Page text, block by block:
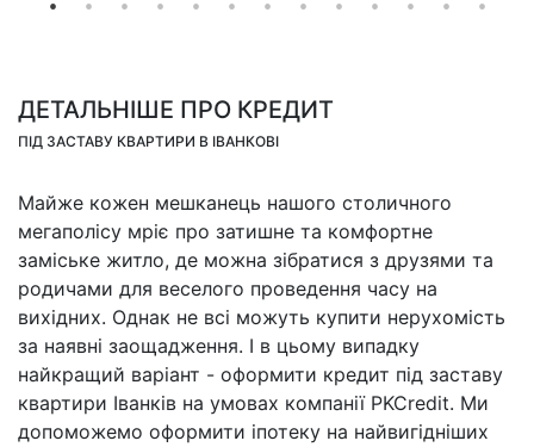
ДЕТАЛЬНІШЕ ПРО КРЕДИТ
ПІД ЗАСТАВУ КВАРТИРИ В ІВАНКОВІ
Майже кожен мешканець нашого столичного
мегаполісу мріє про затишне та комфортне
заміське житло, де можна зібратися з друзями та
родичами для веселого проведення часу на
вихідних. Однак не всі можуть купити нерухомість
за наявні заощадження. І в цьому випадку
найкращий варіант - оформити кредит під заставу
квартири Іванків на умовах компанії PKCredit. Ми
допоможемо оформити іпотеку на найвигідніших